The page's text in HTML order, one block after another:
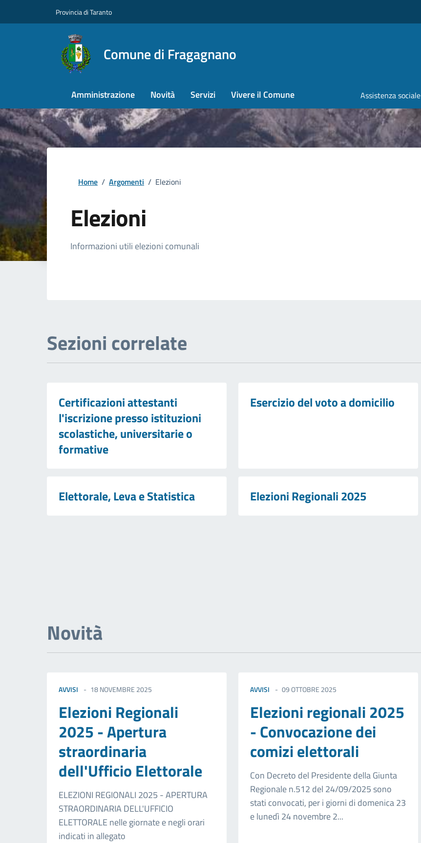
Provincia di Taranto
Comune di Fragagnano
Amministrazione Novità Servizi Vivere il Comune Assistenza sociale
Home / Argomenti / Elezioni
Elezioni
Dettagli della notizia
Informazioni utili elezioni comunali
Sezioni correlate
Certificazioni attestanti
l'iscrizione presso istituzioni
scolastiche, universitarie o
formative
Esercizio del voto a domicilio
Elettorale, Leva e Statistica Elezioni Regionali 2025
Novità
AVVISI 18 NOVEMBRE 2025
Elezioni Regionali
2025 - Apertura
straordinaria
dell'Ufficio Elettorale
ELEZIONI REGIONALI 2025 - APERTURA
STRAORDINARIA DELL'UFFICIO
ELETTORALE nelle giornate e negli orari
indicati in allegato
AVVISI 09 OTTOBRE 2025
Elezioni regionali 2025
- Convocazione dei
comizi elettorali
Con Decreto del Presidente della Giunta
Regionale n.512 del 24/09/2025 sono
stati convocati, per i giorni di domenica 23
e lunedì 24 novembre 2...